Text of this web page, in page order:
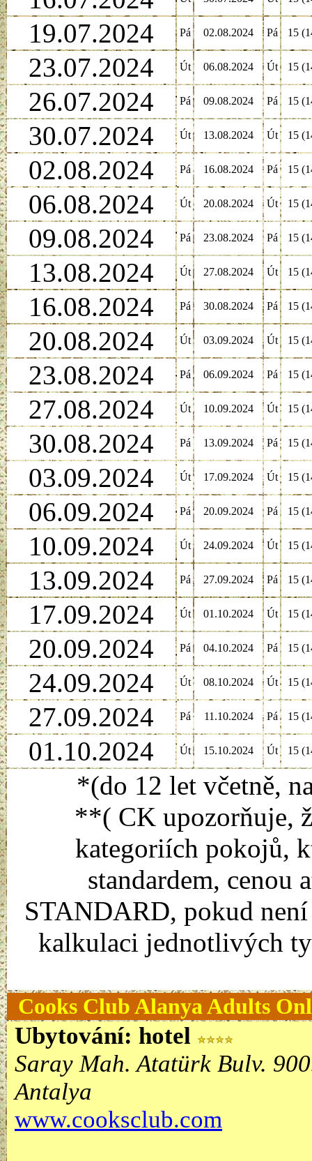
19.07.2024 Pá 02.08.2024 Pá 15
23.07.2024 Út 06.08.2024 Út 15
26.07.2024 Pá 09.08.2024 Pá 15
30.07.2024 Út 13.08.2024 Út 15
02.08.2024 Pá 16.08.2024 Pá 15
06.08.2024 Út 20.08.2024 Út 15
09.08.2024 Pá 23.08.2024 Pá 15
13.08.2024 Út 27.08.2024 Út 15
16.08.2024 Pá 30.08.2024 Pá 15
20.08.2024 Út 03.09.2024 Út 15
23.08.2024 Pá 06.09.2024 Pá 15
27.08.2024 Út 10.09.2024 Út 15
30.08.2024 Pá 13.09.2024 Pá 15
03.09.2024 Út 17.09.2024 Út 15
06.09.2024 Pá 20.09.2024 Pá 15
10.09.2024 Út 24.09.2024 Út 15
13.09.2024 Pá 27.09.2024 Pá 15
17.09.2024 Út 01.10.2024 Út 15
20.09.2024 Pá 04.10.2024 Pá 15
24.09.2024 Út 08.10.2024 Út 15
27.09.2024 Pá 11.10.2024 Pá 15
01.10.2024 Út 15.10.2024 Út 15
*(do 12 let včetně,
**( CK upozorňuje,
kategoriích pokojů,
standardem,
STANDARD, pokud
kalkulaci jednotlivých
Cooks ClubAlanya Adults
Ubytování: hotel
Saray Mah. Atatürk Bulv.
Antalya
www.cooksclub.com